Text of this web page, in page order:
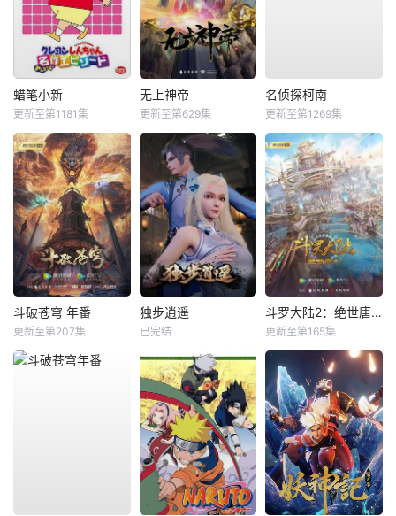
蜡笔小新
更新至第1181集
无上神帝
更新至第629集
名侦探柯南
更新至第1269集
斗破苍穹 年番
更新至第207集
独步逍遥
已完结
斗罗大陆2：绝世唐门
更新至第165集